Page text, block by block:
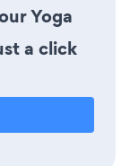
Yoga
a click